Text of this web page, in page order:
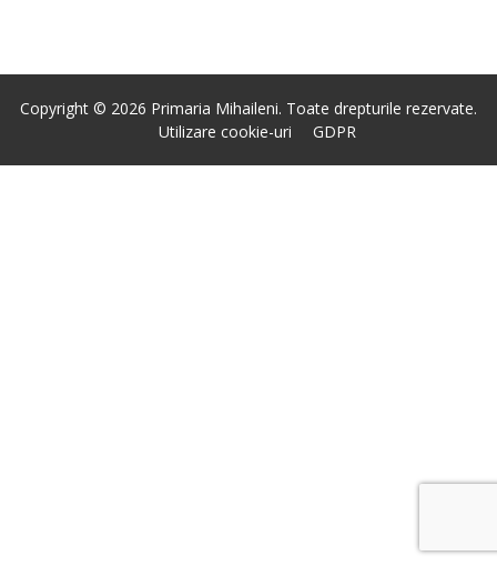
Copyright © 2026 Primaria Mihaileni. Toate drepturile rezervate.
Utilizare cookie-uri
GDPR